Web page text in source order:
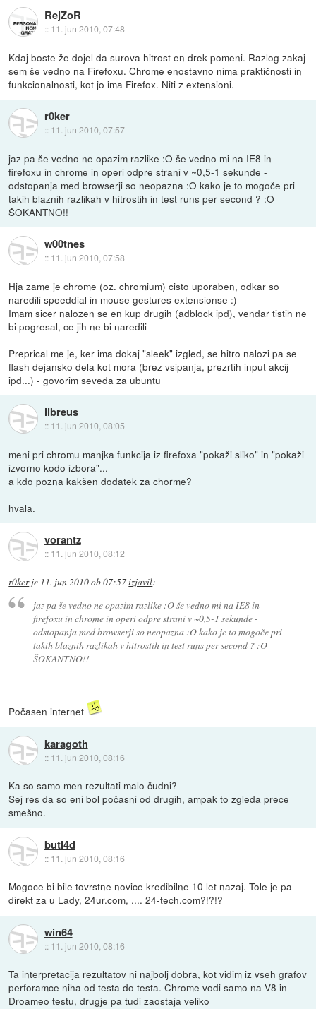
RejZoR
:: 11. jun 2010, 07:48
Kdaj boste že dojel da surova hitrost en drek pomeni. Razlog zakaj
sem še vedno na Firefoxu. Chrome enostavno nima praktičnosti in
funkcionalnosti, kot jo ima Firefox. Niti z extensioni.
r0ker
:: 11. jun 2010, 07:57
jaz pa še vedno ne opazim razlike :O še vedno mi na IE8 in
firefoxu in chrome in operi odpre strani v ~0,5-1 sekunde -
odstopanja med browserji so neopazna :O kako je to mogoče pri
takih blaznih razlikah v hitrostih in test runs per second ? :O
ŠOKANTNO!!
w00tnes
:: 11. jun 2010, 07:58
Hja zame je chrome (oz. chromium) cisto uporaben, odkar so
naredili speeddial in mouse gestures extensionse :)
Imam sicer nalozen se en kup drugih (adblock ipd), vendar tistih ne
bi pogresal, ce jih ne bi naredili
Preprical me je, ker ima dokaj "sleek" izgled, se hitro nalozi pa se
flash dejansko dela kot mora (brez vsipanja, prezrtih input akcij
ipd...) - govorim seveda za ubuntu
libreus
:: 11. jun 2010, 08:05
meni pri chromu manjka funkcija iz firefoxa "pokaži sliko" in "pokaži
izvorno kodo izbora"...
a kdo pozna kakšen dodatek za chorme?
hvala.
vorantz
:: 11. jun 2010, 08:12
r0kerje 11. jun 2010 ob 07:57izjavil:
jaz pa še vedno ne opazim razlike :O še vedno mi na IE8 in
firefoxu in chrome in operi odpre strani v ~0,5-1 sekunde -
odstopanja med browserji so neopazna :O kako je to mogoče pri
takih blaznih razlikah v hitrostih in test runs per second ? :O
ŠOKANTNO!!
Počasen internet
karagoth
:: 11. jun 2010, 08:16
Ka so samo men rezultati malo čudni?
Sej res da so eni bol počasni od drugih, ampak to zgleda prece
smešno.
butl4d
:: 11. jun 2010, 08:16
Mogoce bi bile tovrstne novice kredibilne 10 let nazaj. Tole je pa
direkt za u Lady, 24ur.com, .... 24-tech.com?!?!?
win64
:: 11. jun 2010, 08:16
Ta interpretacija rezultatov ni najbolj dobra, kot vidim iz vseh grafov
perforamce niha od testa do testa. Chrome vodi samo na V8 in
Droameo testu, drugje pa tudi zaostaja veliko